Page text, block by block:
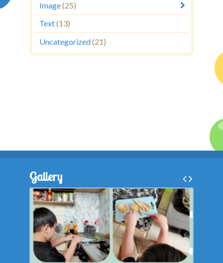
Image(25)
Text(13)
Uncategorized(21)
Gallery